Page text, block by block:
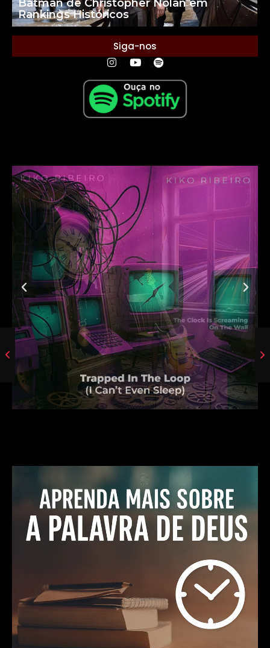
Batman de Christopher Nolan em
Rankings Históricos
Siga-nos